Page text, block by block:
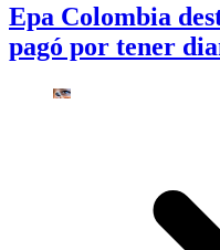
Epa Colombia
pagó por tener